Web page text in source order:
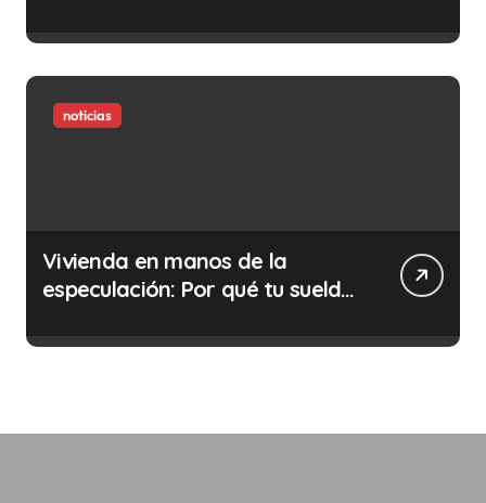
noticias
Vivienda en manos de la
especulación: Por qué tu sueldo